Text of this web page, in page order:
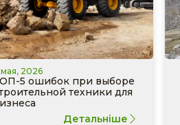
2026
5 ошибок при выборе
техники для
Детальніше